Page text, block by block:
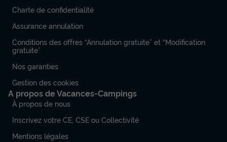
Charte de confidentialité
Assurance annulation
Conditions des offres “Annulation gratuite” et “Modification
gratuite”
Nos garanties
Gestion des cookies
A propos de Vacances-Campings
À propos de nous
Inscrivez votre CE, CSE ou Collectivité
Mentions légales